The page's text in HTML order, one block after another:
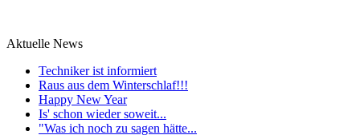
Aktuelle News
Techniker ist informiert
Raus aus dem Winterschlaf!!!
Happy New Year
Is' schon wieder soweit...
"Was ich noch zu sagen hätte...